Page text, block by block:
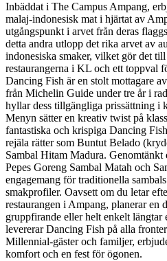
Inbäddat i The Campus Ampang,
malaj-indonesisk mat i hjärtat av
utgångspunkt i arvet från deras
detta andra utlopp det rika arvet av
indonesiska smaker, vilket gör det
restaurangerna i KL och ett toppval
Dancing Fish är en stolt mottagare
från Michelin Guide under tre år i
hyllar dess tillgängliga prissättning i
Menyn sätter en kreativ twist på
fantastiska och krispiga Dancing
rejäla rätter som Buntut Belado
Sambal Hitam Madura. Genomtänkt
Pepes Goreng Sambal Matah och
engagemang för traditionella
smakprofiler. Oavsett om du letar
restaurangen i Ampang, planerar en
gruppfirande eller helt enkelt
levererar Dancing Fish på alla
Millennial-gäster och familjer,
komfort och en fest för ögonen.